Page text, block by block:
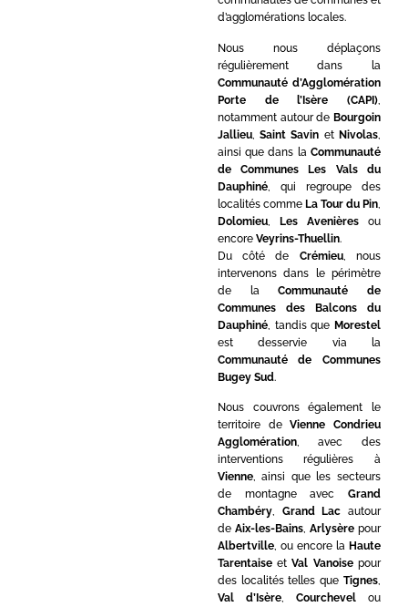
d’agglomérations locales.
Nous nous déplaçons
régulièrement dans la
Communauté d’Agglomération
Porte de l’Isère (CAPI)
notamment autour de Bourgoin
Jallieu,Saint Savin et Nivolas
ainsi que dans la Communauté
de Communes Les Vals du
Dauphiné, qui regroupe des
localités comme La Tour du Pin
Dolomieu, Les Avenièresou
encore Veyrins-Thuellin.
Du côté de Crémieu, nous
intervenons dans le périmètre
de laCommunauté de
Communes des Balcons du
Dauphiné, tandis que Morestel
est desservie via la
Communauté de Communes
Bugey Sud.
Nous couvrons également le
territoire deVienne Condrieu
Agglomération, avec des
interventions régulières à
Vienne, ainsi que les secteurs
de montagne avec Grand
Chambéry, Grand Lac autour
de Aix-les-Bains, Arlysèrepour
Albertville, ou encore la Haute
TarentaiseetVal Vanoisepour
des localités telles que Tignes,
Val d’Isère, Courchevelou